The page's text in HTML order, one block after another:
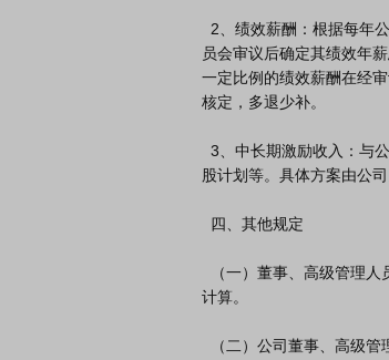
员会审议后确定其绩效年
一定比例的绩效薪酬在经
核定，多退少补。
股计划等。具体方案由公司
计算。